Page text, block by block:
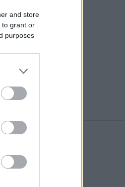
and store
to grant or
purposes